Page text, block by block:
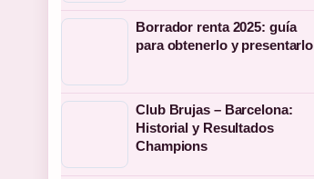
Borrador renta 2025: guía
para obtenerlo y presentarlo
Club Brujas – Barcelona:
Historial y Resultados
Champions